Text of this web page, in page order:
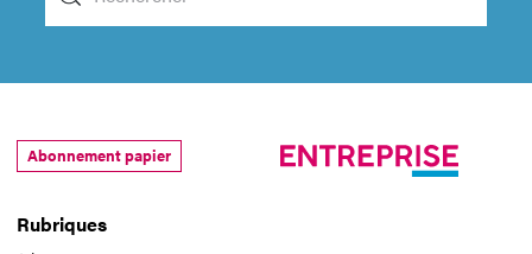
Rubriques
Abonnement papier